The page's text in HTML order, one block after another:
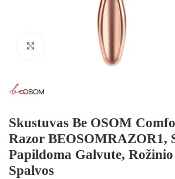
Spustelėkite norėdami padidinti
Skustuvas Be OSOM
Razor BEOSOMRAZOR1,
Papildoma Galvute,
Spalvos